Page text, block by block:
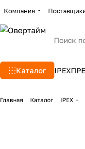
Компания
Каталог IPEX
Главная Каталог IPEX